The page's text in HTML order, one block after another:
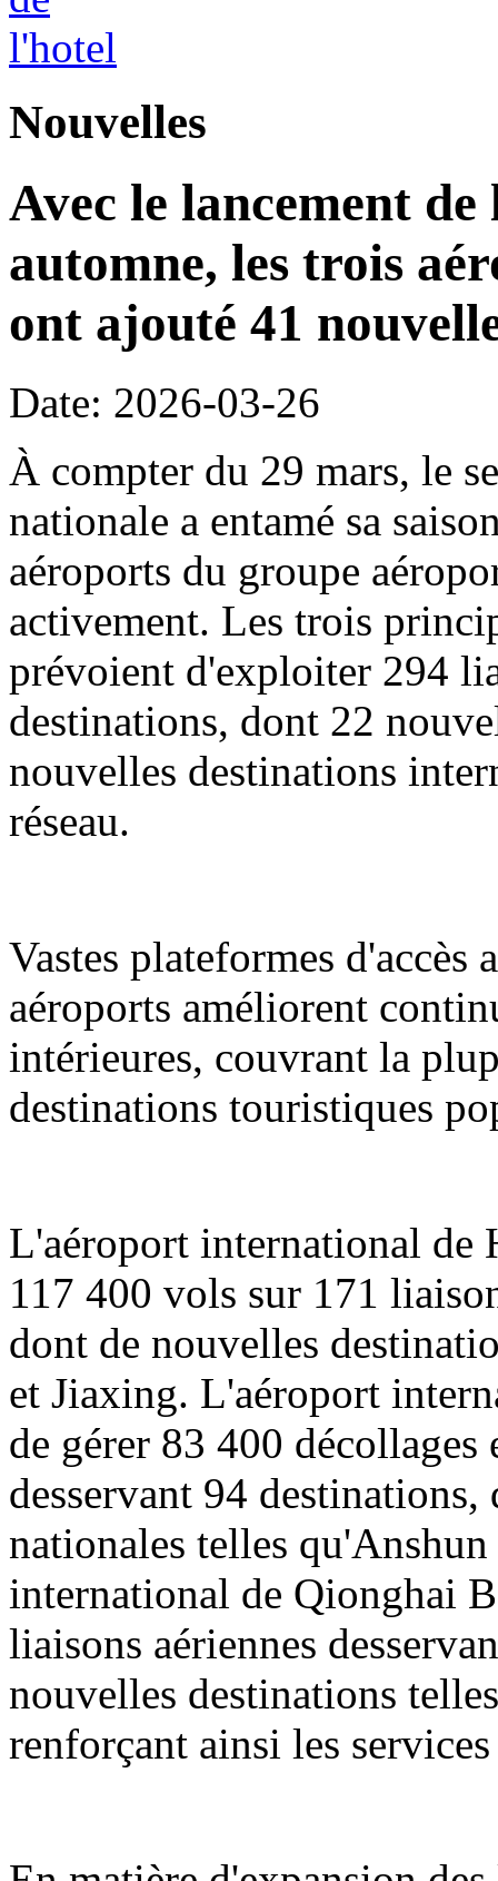
Nouvelles
Avec le lancement de
automne, les trois
ont ajouté 41
Date: 2026-03-26
À compter du 29 mars, le
nationale a entamé sa
aéroports du groupe
activement. Les trois
prévoient d'exploiter 294
destinations, dont 22
nouvelles destinations
réseau.
Vastes plateformes
aéroports améliorent
intérieures, couvrant la
destinations touristiques
L'aéroport international
117 400 vols sur 171
dont de nouvelles
et Jiaxing. L'aéroport
de gérer 83 400 décollages
desservant 94
nationales telles
international de Qionghai
liaisons aériennes
nouvelles destinations
renforçant ainsi les